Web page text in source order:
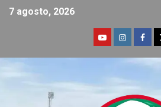
7 agosto, 2026